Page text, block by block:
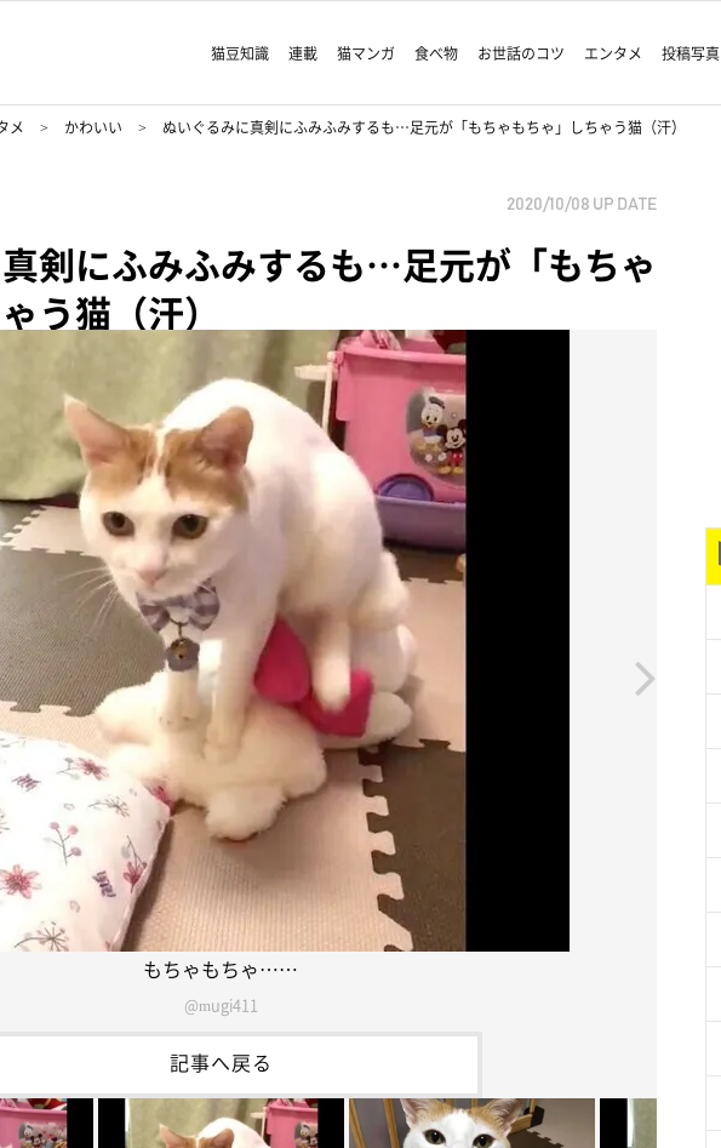
猫豆知識 連載 猫マンガ 食べ物 お世話のコツ エンタメ 投稿写真
メ かわいい ぬいぐるみに真剣にふみふみするも…足元が「もちゃもちゃ」しちゃう猫（汗）
2020/10/08 UP DATE
剣にふみふみするも…足元が「もちゃ
う猫（汗）
もちゃもちゃ……
@mugi411
記事へ戻る